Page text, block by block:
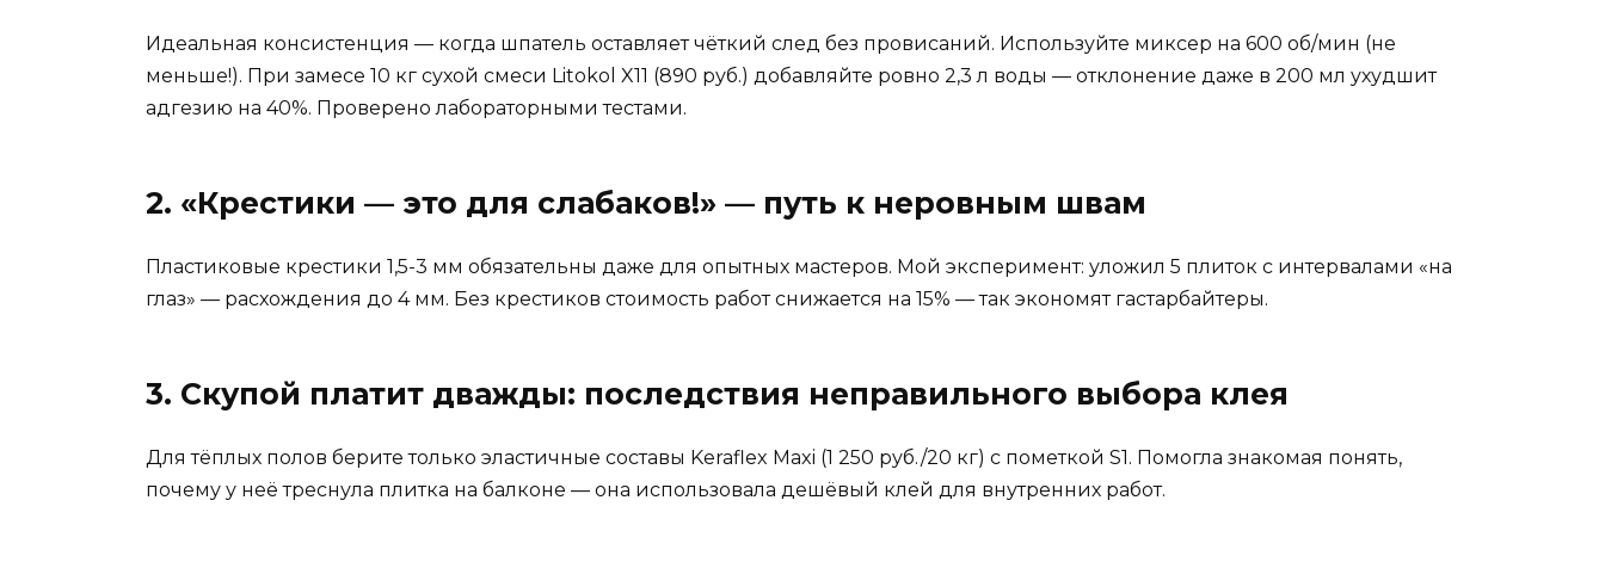
Идеальная консистенция — когда шпатель оставляет чёткий след без провисаний. Используйте миксер на 600 об/мин (не
меньше!). При замесе 10 кг сухой смеси Litokol X11 (890 руб.) добавляйте ровно 2,3 л воды — отклонение даже в 200 мл ухудшит
адгезию на 40%. Проверено лабораторными тестами.
2. «Крестики — это для слабаков!» — путь к неровным швам
Пластиковые крестики 1,5-3 мм обязательны даже для опытных мастеров. Мой эксперимент: уложил 5 плиток с интервалами «на
глаз» — расхождения до 4 мм. Без крестиков стоимость работ снижается на 15% — так экономят гастарбайтеры.
3. Скупой платит дважды: последствия неправильного выбора клея
Для тёплых полов берите только эластичные составы Keraflex Maxi (1 250 руб./20 кг) с пометкой S1. Помогла знакомая понять,
почему у неё треснула плитка на балконе — она использовала дешёвый клей для внутренних работ.